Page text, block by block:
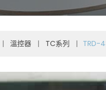
| 溫控器 | TC系列 | TRD-